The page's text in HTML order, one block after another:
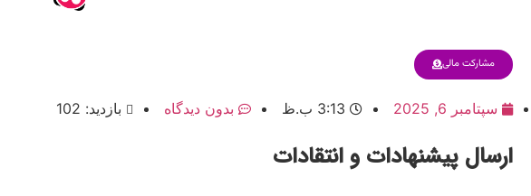
مشارکت مالی
سپتامبر 6, 2025 3:13 ب.ظ بدون دیدگاه بازدید: 102
ارسال پیشنهادات و انتقادات